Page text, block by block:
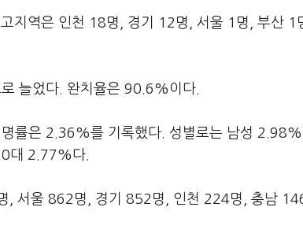
지역은 인천 18명, 경기 12명, 서울 1명, 부산 1
늘었다. 완치율은 90.6%이다.
률은 2.36%를 기록했다. 성별로는 남성
대 2.77%다.
, 서울 862명, 경기 852명, 인천 224명, 충남